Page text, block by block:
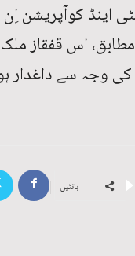
اس قفقاز
کی وجہ سے داغدار
بانٹیں